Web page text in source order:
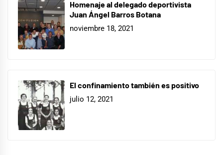
Homenaje al delegado deportivista
Juan Ángel Barros Botana
noviembre 18, 2021
El confinamiento también es positivo
julio 12, 2021